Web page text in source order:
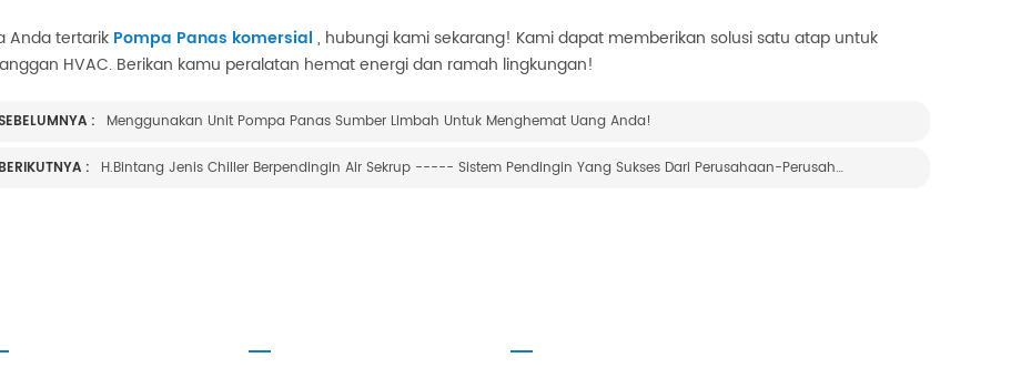
Anda tertarikPompa Panas komersial , hubungi kami sekarang! Kami dapat memberikan solusi satu atap untuk
HVAC. Berikan kamu peralatan hemat energi dan ramah lingkungan!
: Menggunakan Unit Pompa Panas Sumber Limbah Untuk Menghemat Uang Anda!
BERIKUTNYA : H.Bintang Jenis Chiller Berpendingin Air Sekrup ----- Sistem Pendingin Yang Sukses Dari Perusahaan-Perusahaan Indonesia Yang Terkenal